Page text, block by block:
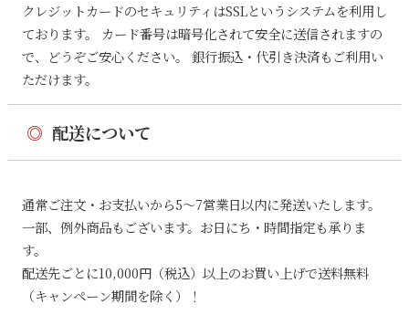
クレジットカードのセキュリティはSSLというシステムを利用し
ております。 カード番号は暗号化されて安全に送信されますの
で、どうぞご安心ください。 銀行振込・代引き決済もご利用い
ただけます。
◎ 配送について
通常ご注文・お支払いから5〜7営業日以内に発送いたします。
一部、例外商品もございます。お日にち・時間指定も承りま
す。
配送先ごとに10,000円（税込）以上のお買い上げで送料無料
（キャンペーン期間を除く）！